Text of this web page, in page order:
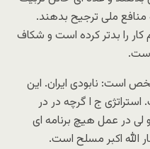
منافع ملی ترجیح بدهند.
را بدتر کرده است و شکاف
است: نابودی ایران. این
ج ا گرچه در در
لی در عمل هیچ برنامه ای
الله اکبر مسلح است.